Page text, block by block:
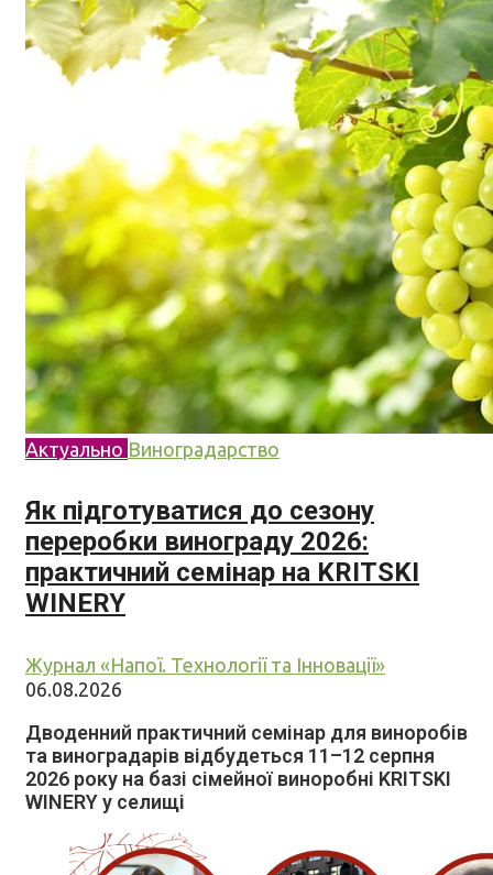
Актуально Виноградарство
Як підготуватися до сезону
переробки винограду 2026:
практичний семінар на KRITSKI
WINERY
Журнал «Напої. Технології та Інновації»
06.08.2026
Дводенний практичний семінар для виноробів
та виноградарів відбудеться 11–12 серпня
2026 року на базі сімейної виноробні KRITSKI
WINERY у селищі